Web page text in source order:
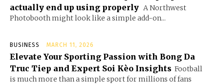
actually end up using properly A Northwest
Photobooth might look like a simple add-on...
BUSINESS MARCH 11, 2026
Elevate Your Sporting Passion with Bong Da
Truc Tiep and Expert Soi Kèo Insights Football
is much more than a simple sport for millions of fans